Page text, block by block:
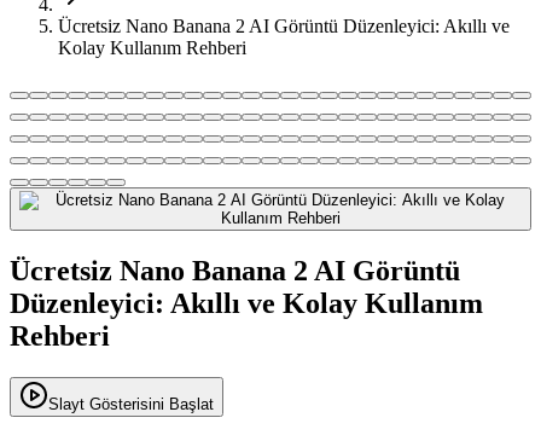
Ücretsiz Nano Banana 2 AI Görüntü Düzenleyici: Akıllı ve
Kolay Kullanım Rehberi
Ücretsiz Nano Banana 2 AI Görüntü
Düzenleyici: Akıllı ve Kolay Kullanım
Rehberi
Slayt Gösterisini Başlat